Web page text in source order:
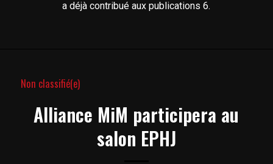
a déjà contribué aux publications 6.
Non classifié(e)
Alliance MiM participera au
salon EPHJ